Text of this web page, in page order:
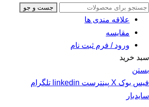
جست و جو
علاقه مندی ها
مقایسه
ورود / فرم ثبت نام
سبد خرید
بستن
فیس بوک X پینترست linkedin تلگرام
سایدبار